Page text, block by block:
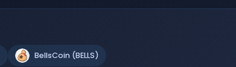
BellsCoin (BELLS)